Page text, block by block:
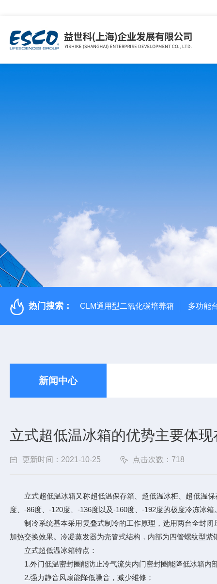
热门搜索： CLM通用型二氧化碳培养箱 多功能
新闻中心
立式超低温冰箱的优势主要体
更新时间：2021-10-25 点击次数：718
立式超低温冰箱又称超低温保存箱、超低温冰柜、超低温保
度、-86度、-120度、-136度以及-160度、-192度的极度冷冻冰箱
制冷系统基本采用复叠式制冷的工作原理，选用两台全封闭
加热交换效果。冷凝蒸发器为壳管式结构，内部为四管螺纹型紫
立式超低温冰箱特点：
1.外门低温密封圈能防止冷气流失内门密封圈能降低冰箱内
2.强力静音风扇能降低噪音，减少维修；